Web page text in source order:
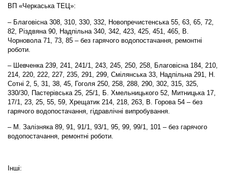
ВП «Черкаська ТЕЦ»:
– Благовісна 308, 310, 330, 332, Новопречистенська 55, 63, 65, 72,
82, Різдвяна 90, Надпільна 340, 342, 423, 425, 451, 465, В.
Чорновола 71, 73, 85 – без гарячого водопостачання ремонтні
роботи.
– Шевченка 239, 241, 241/1, 243, 245, 250, 258, Благовісна 184, 210,
214, 220, 222, 227, 235, 291, 299, Смілянська 33, Надпільна 291, Н.
Сотні 2, 5, 31, 38, 45, Гоголя 250, 258, 288, 290, 302, 315, 325,
330/30, Пастерівська 25, 25/1, Б. Хмельницького 52, Митницька 17,
17/1, 23, 25, 55, 59, Хрещатик 214, 218, 263, В. Горова 54 – без
гарячого водопостачання, гідравлічні випробування.
– М. Залізняка 89, 91, 91/1, 93/1, 95, 99, 99/1, 101 – без гарячого
водопостачання, ремонтні роботи.
Інші: